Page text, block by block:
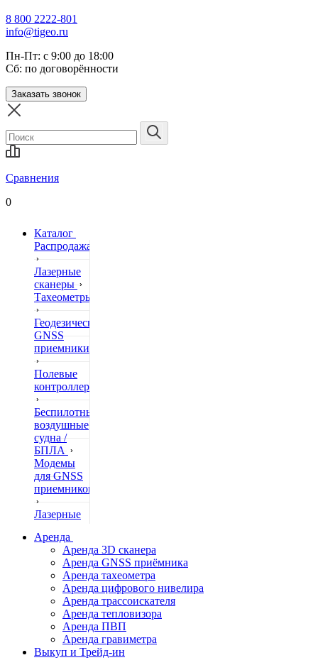
8 800 2222-801
info@tigeo.ru
Пн-Пт: с 9:00 до 18:00
Сб: по договорённости
Заказать звонок
Сравнения
0
Каталог
Распродажа
Лазерные
сканеры
Тахеометры
Геодезические
GNSS
приемники
Полевые
контроллеры
Беспилотные
воздушные
судна /
БПЛА
Модемы
для GNSS
приемников
Лазерные
Нивелиры
Теодолиты
Трассоискатели
Неразрушающий
контроль
Аксессуары
Аренда
Аренда 3D сканера
Аренда GNSS приёмника
Аренда тахеометра
Аренда цифрового нивелира
Аренда трассоискателя
Аренда тепловизора
Аренда ПВП
Аренда гравиметра
Выкуп и Трейд-ин